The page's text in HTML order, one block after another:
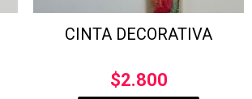
CINTA DECORATIVA
$2.800